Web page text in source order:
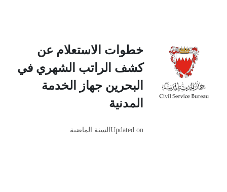
خطوات الاستعلام عن
كشف الراتب الشهري في
البحرين جهاز الخدمة
المدنية
Updated onالسنة الماضية